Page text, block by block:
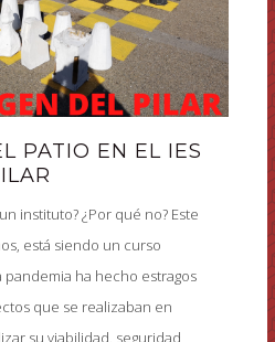
PATIO EN EL IES
instituto? ¿Por qué no? Este
está siendo un curso
ha hecho estragos
que se realizaban en
su viabilidad, seguridad